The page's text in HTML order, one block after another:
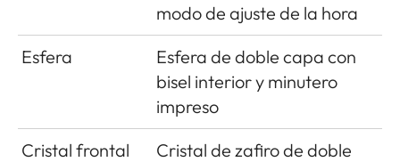
modo de ajuste de la hora
Esfera
Esfera de doble capa con
bisel interior y minutero
impreso
Cristal frontal
Cristal de zafiro de doble